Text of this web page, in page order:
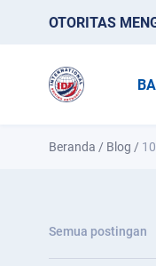
OTORITAS
Beranda / Blog /
Semua postingan